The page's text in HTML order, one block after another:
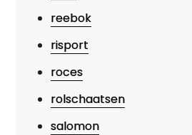
reebok
risport
roces
rolschaatsen
salomon